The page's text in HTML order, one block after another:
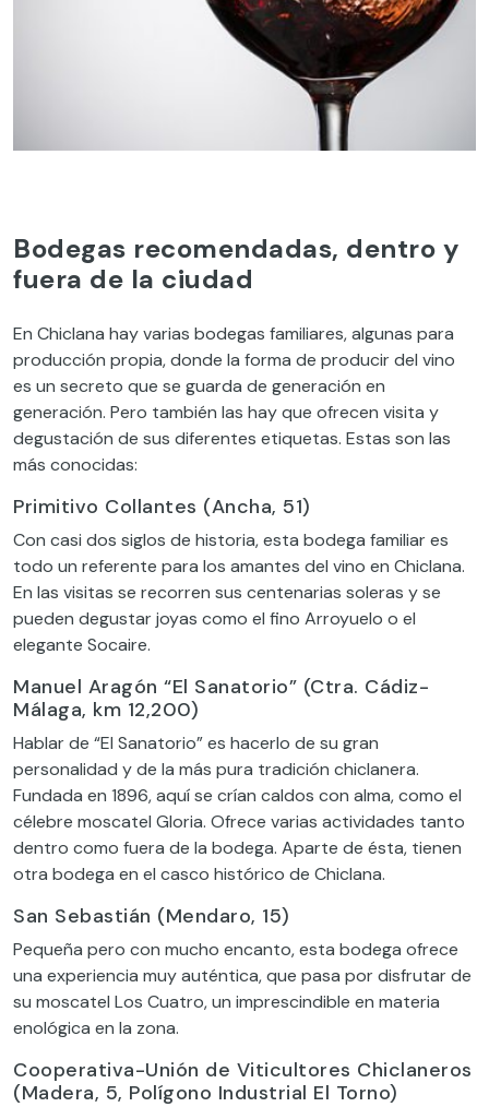
Bodegas recomendadas, dentro y
fuera de la ciudad
En Chiclana hay varias bodegas familiares, algunas para
producción propia, donde la forma de producir del vino
es un secreto que se guarda de generación en
generación. Pero también las hay que ofrecen visita y
degustación de sus diferentes etiquetas. Estas son las
más conocidas:
Primitivo Collantes (Ancha, 51)
Con casi dos siglos de historia, esta bodega familiar es
todo un referente para los amantes del vino en Chiclana.
En las visitas se recorren sus centenarias soleras y se
pueden degustar joyas como el fino Arroyuelo o el
elegante Socaire.
Manuel Aragón “El Sanatorio” (Ctra. Cádiz-
Málaga, km 12,200)
Hablar de “El Sanatorio” es hacerlo de su gran
personalidad y de la más pura tradición chiclanera.
Fundada en 1896, aquí se crían caldos con alma, como el
célebre moscatel Gloria. Ofrece varias actividades tanto
dentro como fuera de la bodega. Aparte de ésta, tienen
otra bodega en el casco histórico de Chiclana.
San Sebastián (Mendaro, 15)
Pequeña pero con mucho encanto, esta bodega ofrece
una experiencia muy auténtica, que pasa por disfrutar de
su moscatel Los Cuatro, un imprescindible en materia
enológica en la zona.
Cooperativa-Unión de Viticultores Chiclaneros
(Madera, 5, Polígono Industrial El Torno)